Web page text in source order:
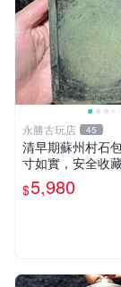
永勝古玩店 45
清早期蘇州村石
寸如實，安全收
古董 石頭
$5,980